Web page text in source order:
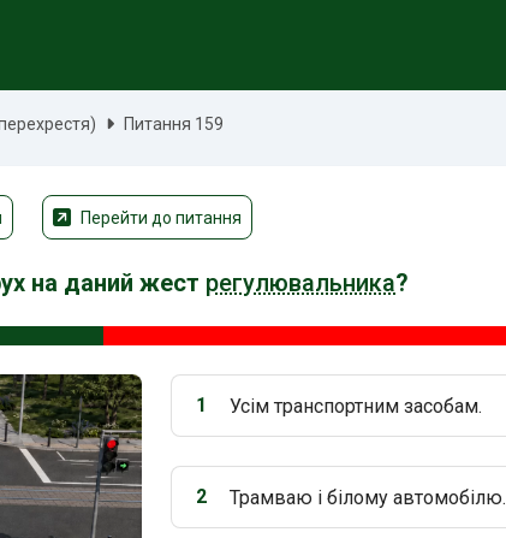
Питання 159
Перейти до питання
на даний жест регулювальника?
Варіант 1:
1 Усім транспортним засобам.
Варіант 2:
2 Трамваю і білому автомобілю.